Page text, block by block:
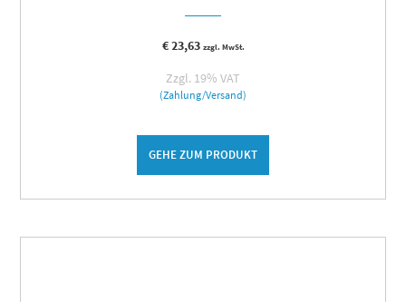
€23,63 zzgl. MwSt.
Zzgl. 19% VAT
(Zahlung/Versand)
GEHE ZUM PRODUKT